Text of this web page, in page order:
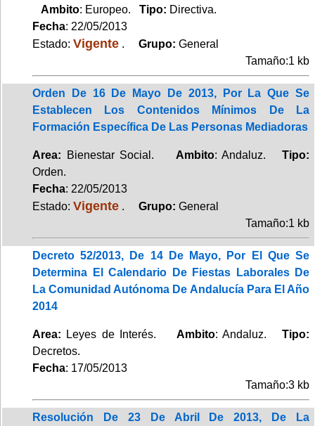
Ambito: Europeo. Tipo: Directiva.
Fecha: 22/05/2013
Estado: Vigente . Grupo: General
Tamaño:1 kb
Orden De 16 De Mayo De 2013, Por La Que Se
Establecen Los Contenidos Mínimos De La
Formación Específica De Las Personas Mediadoras
Area: Bienestar Social. Ambito: Andaluz.Tipo:
Orden.
Fecha: 22/05/2013
Estado: Vigente . Grupo: General
Tamaño:1 kb
Decreto 52/2013, De 14 De Mayo, Por El Que Se
Determina El Calendario De Fiestas Laborales De
La Comunidad Autónoma De Andalucía Para El Año
2014
Area: Leyes de Interés. Ambito: Andaluz.Tipo:
Decretos.
Fecha: 17/05/2013
Tamaño:3 kb
Resolución De 23 De Abril De 2013, De La